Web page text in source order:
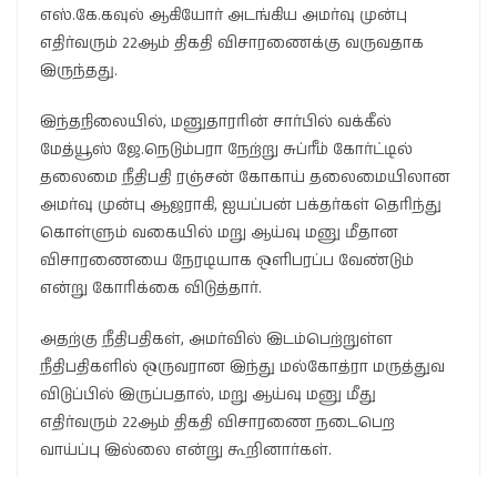
எஸ்.கே.கவுல் ஆகியோர் அடங்கிய அமர்வு முன்பு
எதிர்வரும் 22ஆம் திகதி விசாரணைக்கு வருவதாக
இருந்தது.
இந்தநிலையில், மனுதாரரின் சார்பில் வக்கீல்
மேத்யூஸ் ஜே.நெடும்பரா நேற்று சுப்ரீம் கோர்ட்டில்
தலைமை நீதிபதி ரஞ்சன் கோகாய் தலைமையிலான
அமர்வு முன்பு ஆஜராகி, ஐயப்பன் பக்தர்கள் தெரிந்து
கொள்ளும் வகையில் மறு ஆய்வு மனு மீதான
விசாரணையை நேரடியாக ஒளிபரப்ப வேண்டும்
என்று கோரிக்கை விடுத்தார்.
அதற்கு நீதிபதிகள், அமர்வில் இடம்பெற்றுள்ள
நீதிபதிகளில் ஒருவரான இந்து மல்கோத்ரா மருத்துவ
விடுப்பில் இருப்பதால், மறு ஆய்வு மனு மீது
எதிர்வரும் 22ஆம் திகதி விசாரணை நடைபெற
வாய்ப்பு இல்லை என்று கூறினார்கள்.